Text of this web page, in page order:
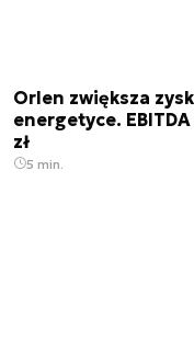
Orlen zwiększa
energetyce.
zł
5 min.